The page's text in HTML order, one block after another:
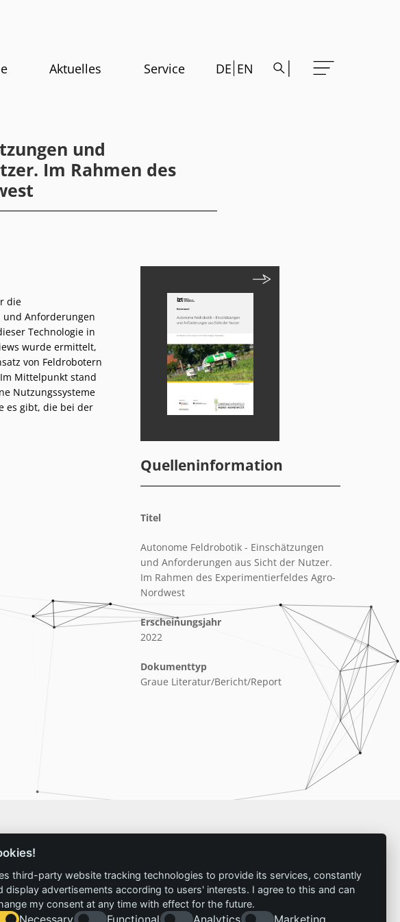
Aktuelles Service DE EN
und
Im Rahmen des
die
Anforderungen
Technologie in
wurde ermittelt,
von Feldrobotern
Mittelpunkt stand
Nutzungssysteme
es gibt, die bei der
Quelleninformation
Titel
Autonome Feldrobotik - Einschätzungen
und Anforderungen aus Sicht der Nutzer.
Im Rahmen des Experimentierfeldes Agro-
Nordwest
Erscheinungsjahr
2022
Dokumenttyp
Graue Literatur/Bericht/Report
third-party website tracking technologies to provide its services, constantly
display advertisements according to users' interests. I agree to this and can
my consent at any time with effect for the future.
Necessary Functional Analytics Marketing
Service
Standorte
Stellenangebote
Impressum
Kontakt
Impressum
Folgen Sie uns: